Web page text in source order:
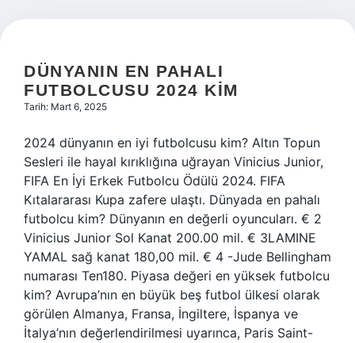
DÜNYANIN EN PAHALI
FUTBOLCUSU 2024 KIM
Tarih: Mart 6, 2025
2024 dünyanın en iyi futbolcusu kim? Altın Topun
Sesleri ile hayal kırıklığına uğrayan Vinicius Junior,
FIFA En İyi Erkek Futbolcu Ödülü 2024. FIFA
Kıtalararası Kupa zafere ulaştı. Dünyada en pahalı
futbolcu kim? Dünyanın en değerli oyuncuları. € 2
Vinicius Junior Sol Kanat 200.00 mil. € 3LAMINE
YAMAL sağ kanat 180,00 mil. € 4 -Jude Bellingham
numarası Ten180. Piyasa değeri en yüksek futbolcu
kim? Avrupa’nın en büyük beş futbol ülkesi olarak
görülen Almanya, Fransa, İngiltere, İspanya ve
İtalya’nın değerlendirilmesi uyarınca, Paris Saint-